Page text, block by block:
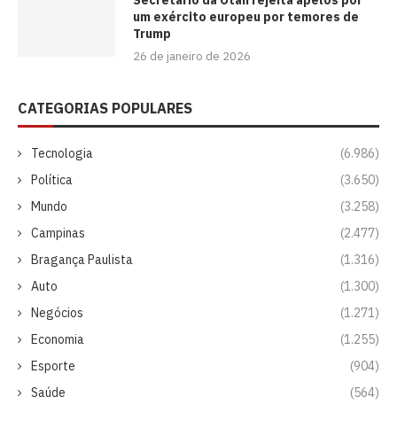
um exército europeu por temores de
Trump
26 de janeiro de 2026
CATEGORIAS POPULARES
Tecnologia
(6.986)
Política
(3.650)
Mundo
(3.258)
Campinas
(2.477)
Bragança Paulista
(1.316)
Auto
(1.300)
Negócios
(1.271)
Economia
(1.255)
Esporte
(904)
Saúde
(564)